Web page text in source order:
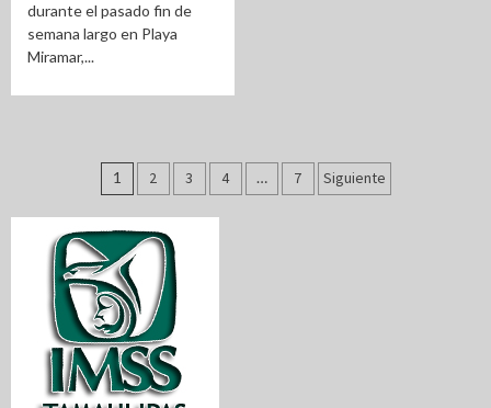
durante el pasado fin de
semana largo en Playa
Miramar,...
Paginación
de
entradas
1 2 3 4 … 7 Siguiente